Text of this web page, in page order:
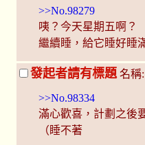
>>No.98279
咦？今天星期五啊？
繼續睡，給它睡好睡
發起者請有標題 名稱:
>>No.98334
滿心歡喜，計劃之後
（睡不著